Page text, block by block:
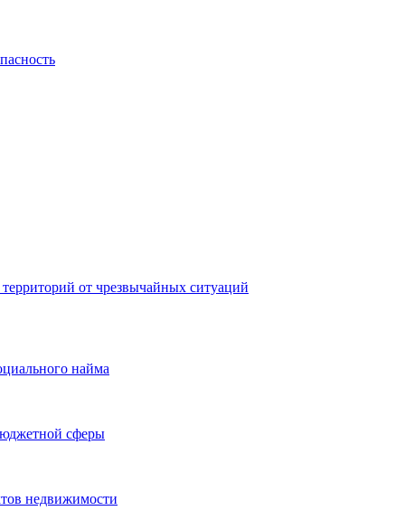
от чрезвычайных ситуаций
найма
сферы
недвижимости